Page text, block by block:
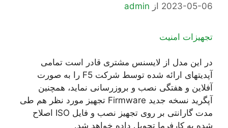
2023-05-06 از admin
تجهیزات امنیت
در این مدل از لایسنس مشتری قادر است تمامی
آپدیتهای ارائه شده توسط شرکت F5 را به صورت
آفلاین و هفتگی نصب و بروزرسانی نماید، همچنین
آپگرید نسخه جدید Firmware تجهیز مورد نظر هم طی
مدت گارانتی بر روی تجهیز نصب و فایل ISO اصلاح
شده به کارفرما تحویل داده خواهد شد.